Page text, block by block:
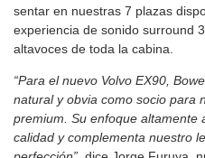
sentar en nuestras 7 plazas
experiencia de sonido surround
altavoces de toda la cabina.
“Para el nuevo Volvo EX90,
natural y obvia como socio para
premium. Su enfoque altamente
calidad y complementa nuestro